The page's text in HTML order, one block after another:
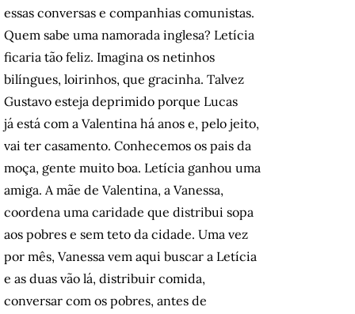
essas conversas e companhias comunistas.
Quem sabe uma namorada inglesa? Letícia
ficaria tão feliz. Imagina os netinhos
bilíngues, loirinhos, que gracinha. Talvez
Gustavo esteja deprimido porque Lucas
já está com a Valentina há anos e, pelo jeito,
vai ter casamento. Conhecemos os pais da
moça, gente muito boa. Letícia ganhou uma
amiga. A mãe de Valentina, a Vanessa,
coordena uma caridade que distribui sopa
aos pobres e sem teto da cidade. Uma vez
por mês, Vanessa vem aqui buscar a Letícia
e as duas vão lá, distribuir comida,
conversar com os pobres, antes de